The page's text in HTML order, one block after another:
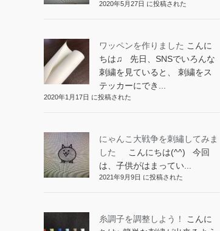
2020年5月27日 に投稿された
ワッペンを作りました こんに
ちは♫ 先日、SNSでいろんな
刺繍を見ていると、 刺繍をス
テッカーにでき...
2020年1月17日 に投稿された
にゃんこ大戦争を刺繡してみま
した
こんにちは(^^) 今回
は、子供がはまってい...
2021年9月9日 に投稿された
糸調子を調整しよう！
こんに